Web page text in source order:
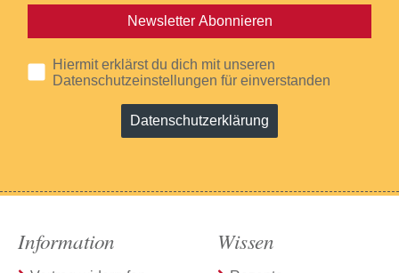
Newsletter Abonnieren
Hiermit erklärst du dich mit unseren
Datenschutzeinstellungen für einverstanden
Datenschutzerklärung
Information Wissen